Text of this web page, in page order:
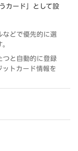
カード」として設
などで優先的に選
つと自動的に登録
トカード情報を